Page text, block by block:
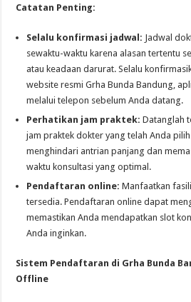
Catatan Penting:
Selalu konfirmasi jadwal: Jadwal
sewaktu-waktu karena alasan tertentu
atau keadaan darurat. Selalu
website resmi Grha Bunda Bandung,
melalui telepon sebelum Anda datang.
Perhatikan jam praktek: Datanglah
jam praktek dokter yang telah Anda
menghindari antrian panjang dan
waktu konsultasi yang optimal.
Pendaftaran online: Manfaatkan
tersedia. Pendaftaran online dapat
memastikan Anda mendapatkan slot
Anda inginkan.
Sistem Pendaftaran di Grha Bunda
Offline